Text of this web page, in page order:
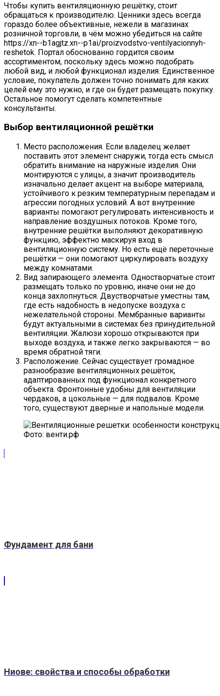
Чтобы купить вентиляционную решётку, стоит
обращаться к производителю. Ценники здесь всегда
гораздо более объективные, нежели в магазинах
розничной торговли, в чём можно убедиться на сайте
https://xn--b1agjtz.xn--p1ai/proizvodstvo-ventilyacionnyh-
reshetok. Портал обоснованно гордится своим
ассортиментом, поскольку здесь можно подобрать
любой вид, и любой функционал изделия. Единственное
условие, покупатель должен точно понимать для каких
целей ему это нужно, и где он будет размещать покупку.
Остальное помогут сделать компетентные
консультанты.
Выбор вентиляционной решётки
Место расположения. Если владелец желает
поставить этот элемент снаружи, тогда есть смысл
обратить внимание на наружные изделия. Они
монтируются с улицы, а значит производитель
изначально делает акцент на выборе материала,
устойчивого к резким температурным перепадам и
агрессии погодных условий. А вот внутренние
варианты помогают регулировать интенсивность и
направление воздушных потоков. Кроме того,
внутренние решётки выполняют декоративную
функцию, эффектно маскируя вход в
вентиляционную систему. Но есть ещё переточные
решётки — они помогают циркулировать воздуху
между комнатами.
Вид запирающего элемента. Одностворчатые стоит
размещать только по уровню, иначе они не до
конца захлопнуться. Двустворчатые уместны там,
где есть надобность в недопуске воздуха с
нежелательной стороны. Мембранные варианты
будут актуальными в системах без принудительной
вентиляции. Жалюзи хорошо открываются при
выходе воздуха, и также легко закрываются — во
время обратной тяги.
Расположение. Сейчас существует громадное
разнообразие вентиляционных решёток,
адаптированных под функционал конкретного
объекта. Фронтонные удобны для вентиляции
чердаков, а цокольные — для подвалов. Кроме
того, существуют дверные и напольные модели.
Фото: венти.рф
Фундамент для бани
Ниове: свойства и способы обработки